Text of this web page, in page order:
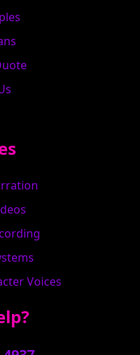
Voices